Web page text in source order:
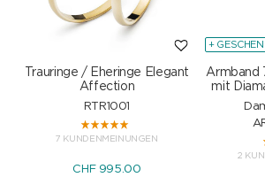
Trauringe / Eheringe Elegant
Affection
RTR1001
7 KUNDENMEINUNGEN
CHF 995.00
+
Armband
mit
2